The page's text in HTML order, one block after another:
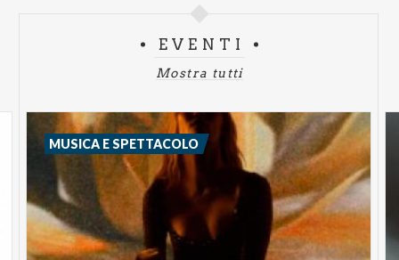
EVENTI
Mostra tutti
MUSICA E SPETTACOLO